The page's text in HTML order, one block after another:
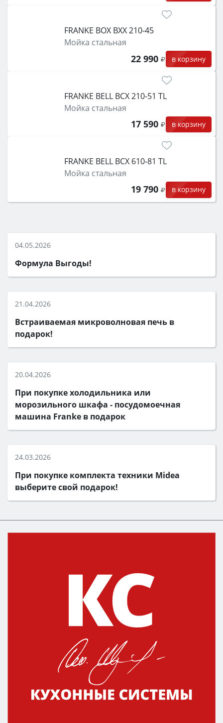
FRANKE BOX BXX 210-45
Мойка стальная
22 990 в корзину
FRANKE BELL BCX 210-51 TL
Мойка стальная
17 590 в корзину
FRANKE BELL BCX 610-81 TL
Мойка стальная
19 790 в корзину
04.05.2026
Формула Выгоды!
21.04.2026
Встраиваемая микроволновая печь в
подарок!
20.04.2026
При покупке холодильника или
морозильного шкафа - посудомоечная
машина Franke в подарок
24.03.2026
При покупке комплекта техники Midea
выберите свой подарок!